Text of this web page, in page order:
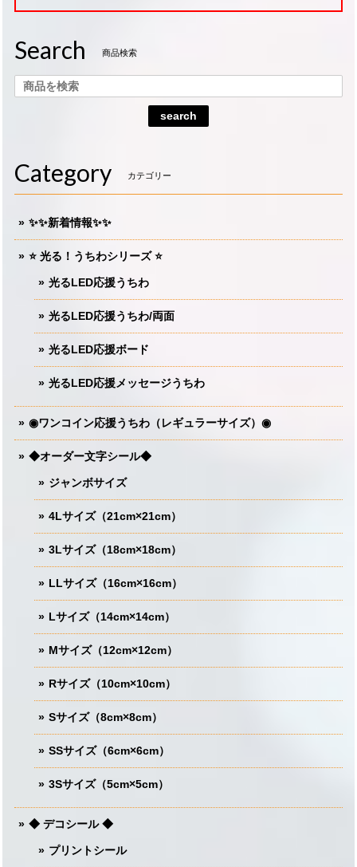
Search 商品検索
search
Category カテゴリー
✨✨新着情報✨✨
⭐️ 光る！うちわシリーズ ⭐️
光るLED応援うちわ
光るLED応援うちわ/両面
光るLED応援ボード
光るLED応援メッセージうちわ
◉ワンコイン応援うちわ（レギュラーサイズ）◉
◆オーダー文字シール◆
ジャンボサイズ
4Lサイズ（21cm×21cm）
3Lサイズ（18cm×18cm）
LLサイズ（16cm×16cm）
Lサイズ（14cm×14cm）
Mサイズ（12cm×12cm）
Rサイズ（10cm×10cm）
Sサイズ（8cm×8cm）
SSサイズ（6cm×6cm）
3Sサイズ（5cm×5cm）
◆ デコシール ◆
プリントシール